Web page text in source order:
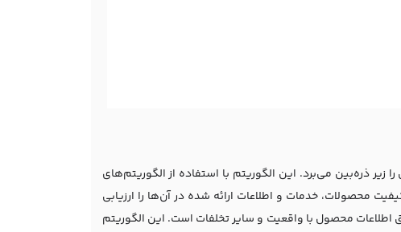
ذره‌بین می‌برد. این الگوریتم با استفاده از الگوریتم‌های
محصولات، خدمات و اطلاعات ارائه شده در آن‌ها را ارزیابی
اطلاعات محصول با واقعیت و سایر تخلفات است. این الگوریتم